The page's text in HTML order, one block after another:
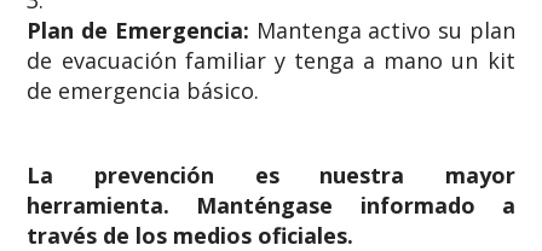
Plan de Emergencia: Mantenga activo su plan
de evacuación familiar y tenga a mano un kit
de emergencia básico.
La prevención es nuestra mayor
herramienta. Manténgase informado a
través de los medios oficiales.